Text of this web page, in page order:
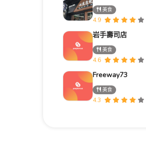
美食
4.9
岩手壽司店
美食
4.6
Freeway73
美食
4.3